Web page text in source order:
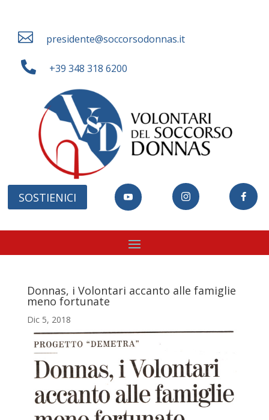
 presidente@soccorsodonnas.it
 +39 348 318 6200
SOSTIENICI   
Donnas, i Volontari accanto alle famiglie
meno fortunate
Dic 5, 2018